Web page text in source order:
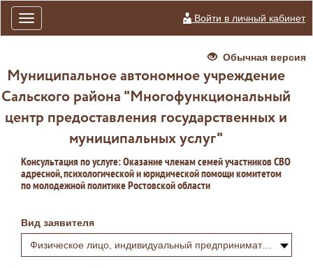
Toggle
navigation
Войти в личный кабинет
Обычная версия
Муниципальное автономное учреждение
Сальского района "Многофункциональный
центр предоставления государственных и
муниципальных услуг"
Консультация по услуге: Оказание членам семей участников СВО
адресной, психологической и юридической помощи комитетом
по молодежной политике Ростовской области
Вид заявителя
Физическое лицо, индивидуальный предприниматель или самозанятый